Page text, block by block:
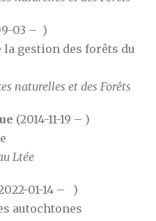
03 – )
gestion des forêts du
naturelles et des Forêts
(2014-11-19 – )
Ltée
01-14 – )
autochtones